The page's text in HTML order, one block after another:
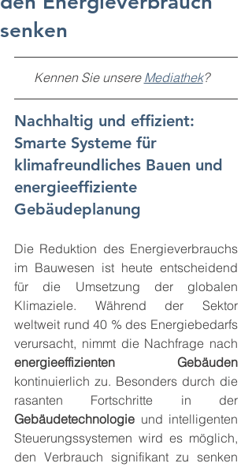
senken
Kennen Sie unsere Mediathek?
Nachhaltig und effizient:
Smarte Systeme für
klimafreundliches Bauen und
energieeffiziente
Gebäudeplanung
Die Reduktion des Energieverbrauchs
im Bauwesen ist heute entscheidend
für die Umsetzung der globalen
Klimaziele. Während der Sektor
weltweit rund 40 % des Energiebedarfs
energieeffizienten Gebäuden
kontinuierlich zu. Besonders durch die
Gebäudetechnologie und intelligenten
Steuerungssystemen wird es möglich,
den Verbrauch signifikant zu senken